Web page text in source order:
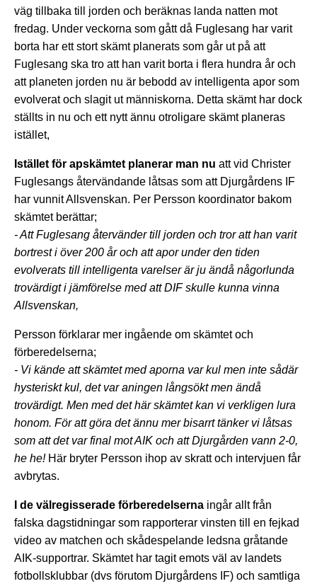
väg tillbaka till jorden och beräknas landa natten mot
fredag. Under veckorna som gått då Fuglesang har varit
borta har ett stort skämt planerats som går ut på att
Fuglesang ska tro att han varit borta i flera hundra år och
att planeten jorden nu är bebodd av intelligenta apor som
evolverat och slagit ut människorna. Detta skämt har dock
ställts in nu och ett nytt ännu otroligare skämt planeras
istället,
Istället för apskämtet planerar man nu att vid Christer
Fuglesangs återvändande låtsas som att Djurgårdens IF
har vunnit Allsvenskan. Per Persson koordinator bakom
skämtet berättar;
- Att Fuglesang återvänder till jorden och tror att han varit
bortrest i över 200 år och att apor under den tiden
evolverats till intelligenta varelser är ju ändå någorlunda
trovärdigt i jämförelse med att DIF skulle kunna vinna
Allsvenskan,
Persson förklarar mer ingående om skämtet och
förberedelserna;
- Vi kände att skämtet med aporna var kul men inte sådär
hysteriskt kul, det var aningen långsökt men ändå
trovärdigt. Men med det här skämtet kan vi verkligen lura
honom. För att göra det ännu mer bisarrt tänker vi låtsas
som att det var final mot AIK och att Djurgården vann 2-0,
he he!Här bryter Persson ihop av skratt och intervjuen får
avbrytas.
I de välregisserade förberedelserna ingår allt från
falska dagstidningar som rapporterar vinsten till en fejkad
video av matchen och skådespelande ledsna gråtande
AIK-supportrar. Skämtet har tagit emots väl av landets
fotbollsklubbar (dvs förutom Djurgårdens IF) och samtliga